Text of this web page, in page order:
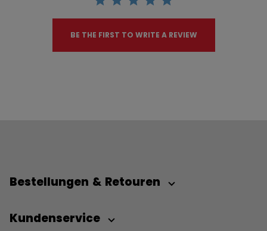
BE THE FIRST TO WRITE A REVIEW
Bestellungen & Retouren
Kundenservice